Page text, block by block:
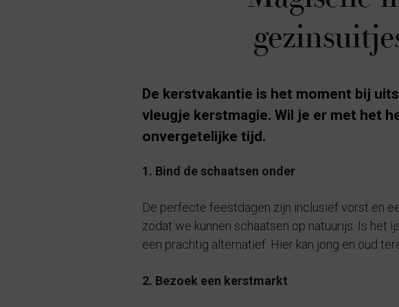
De kerstvakantie is het moment bij
vleugje kerstmagie. Wil je er met het
onvergetelijke tijd.
1. Bind de schaatsen onder
De perfecte feestdagen zijn inclusief vorst en
zodat we kunnen schaatsen op natuurijs. Is het
een prachtig alternatief. Hier kan jong en oud
2. Bezoek een kerstmarkt